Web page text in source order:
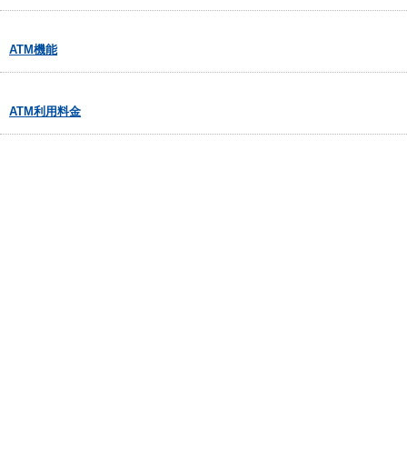
ATM機能
ATM利用料金